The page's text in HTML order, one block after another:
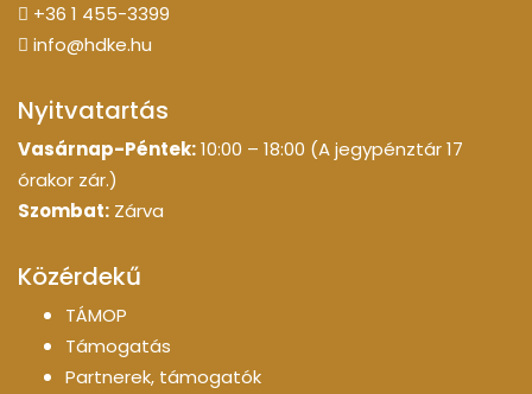
+36 1 455-3399
info@hdke.hu
Nyitvatartás
Vasárnap-Péntek:10:00 – 18:00 (A jegypénztár 17
órakor zár.)
Szombat: Zárva
Közérdekű
TÁMOP
Támogatás
Partnerek, támogatók